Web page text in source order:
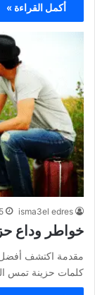
أكمل القراءة »
isma3el edres
خواطر وداع
مقدمة اكتشف أفضل
كلمات حزينة تمس